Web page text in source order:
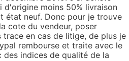
moins 50% livraison
état neuf. Donc pour je trouve
cote du vendeur, poser
trace en cas de litige, de plus je
rembourse et traite avec le
indices de qualité de la